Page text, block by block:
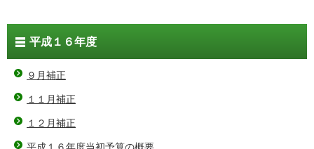
平成１６年度
９月補正
１１月補正
１２月補正